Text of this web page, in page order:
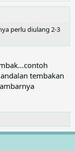
perlu diulang 2-3
tembakan